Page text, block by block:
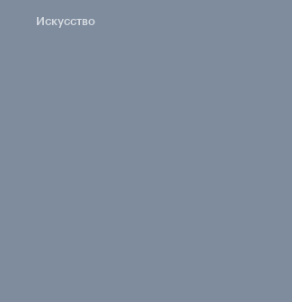
Искусство